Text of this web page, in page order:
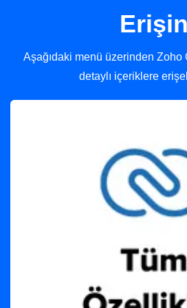
Erişin
Aşağıdaki menü üzerinden Zoho
detaylı içeriklere